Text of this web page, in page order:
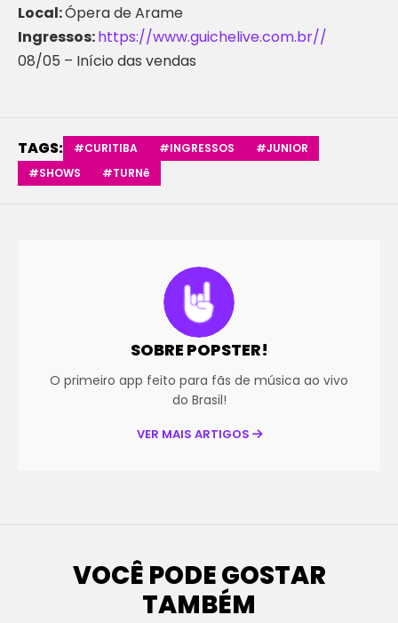
Local:Ópera de Arame
Ingressos:https://www.guichelive.com.br//
08/05 – Início das vendas
TAGS: #CURITIBA #INGRESSOS
#JUNIOR
#SHOWS
#TURNê
SOBRE POPSTER!
O primeiro app feito para fãs de música ao vivo
do Brasil!
VER MAIS ARTIGOS
VOCÊ PODE GOSTAR
TAMBÉM